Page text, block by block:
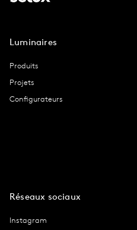
Luminaires
Produits
Projets
Configurateurs
Réseaux sociaux
Instagram